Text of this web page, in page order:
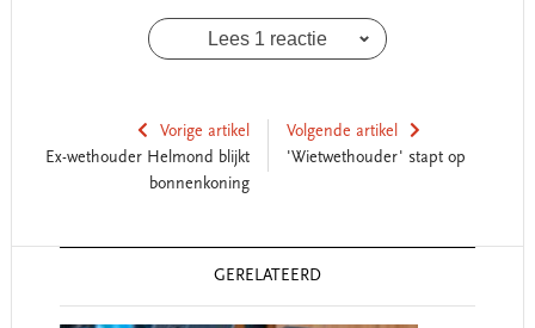
Lees 1 reactie
Vorige artikel
Ex-wethouder Helmond blijkt
bonnenkoning
Volgende artikel
'Wietwethouder' stapt op
GERELATEERD